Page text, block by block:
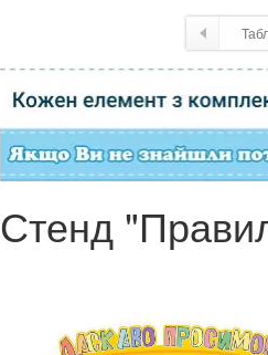
Стенд